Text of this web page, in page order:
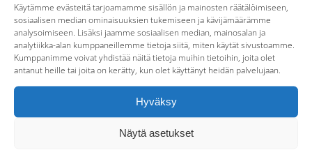
Käytämme evästeitä tarjoamamme sisällön ja mainosten räätälöimiseen,
sosiaalisen median ominaisuuksien tukemiseen ja kävijämäärämme
analysoimiseen. Lisäksi jaamme sosiaalisen median, mainosalan ja
analytiikka-alan kumppaneillemme tietoja siitä, miten käytät sivustoamme.
Kumppanimme voivat yhdistää näitä tietoja muihin tietoihin, joita olet
antanut heille tai joita on kerätty, kun olet käyttänyt heidän palvelujaan.
Hyväksy
Näytä asetukset
Kovanen – luotettava
kumppani tilausajoihin
Kun yritys tarvitsee luotettavaa tilausajopalvelua,
Kovanen on erinomainen valinta. Me tarjoamme
korkealaatuiset kuljetuspalvelut, jotka vastaavat